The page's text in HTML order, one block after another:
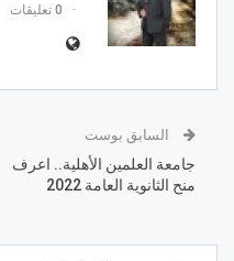
0 تعليقات
السابق بوست
جامعة العلمين الأهلية.. اعرف
منح الثانوية العامة 2022